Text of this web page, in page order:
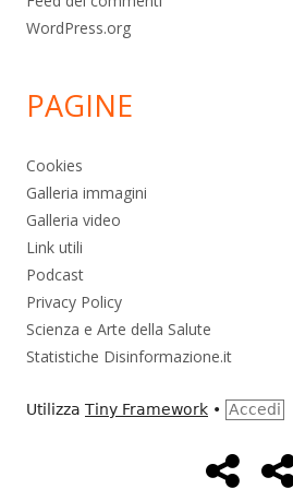
WordPress.org
PAGINE
Cookies
Galleria immagini
Galleria video
Link utili
Podcast
Privacy Policy
Scienza e Arte della Salute
Statistiche Disinformazione.it
Utilizza Tiny Framework • Accedi
MenùHome
Page